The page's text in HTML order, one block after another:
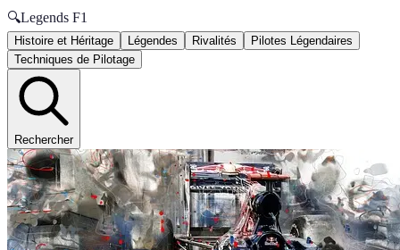
🔍Legends F1
Histoire et Héritage Légendes Rivalités
Pilotes Légendaires
Techniques de Pilotage
Rechercher